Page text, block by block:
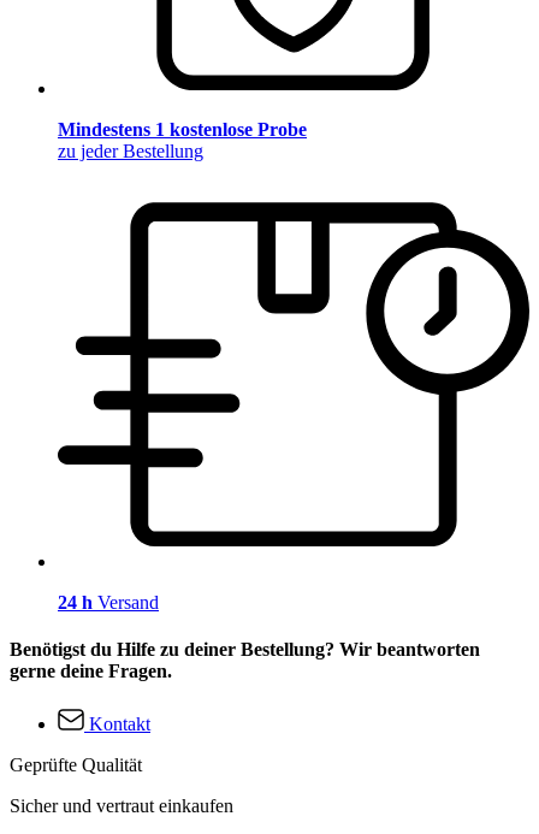
Mindestens 1 kostenlose Probe
zu jeder Bestellung
24 h Versand
Benötigst du Hilfe zu deiner Bestellung? Wir beantworten
gerne deine Fragen.
Kontakt
Geprüfte Qualität
Sicher und vertraut einkaufen